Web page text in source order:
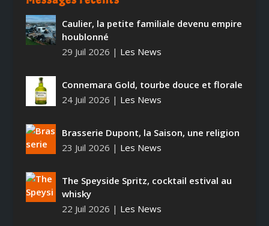
Caulier, la petite familiale devenu empire
houblonné
29 Juil 2026 | Les News
Connemara Gold, tourbe douce et florale
24 Juil 2026 | Les News
Brasserie Dupont, la Saison, une religion
23 Juil 2026 | Les News
The Speyside Spritz, cocktail estival au
whisky
22 Juil 2026 | Les News